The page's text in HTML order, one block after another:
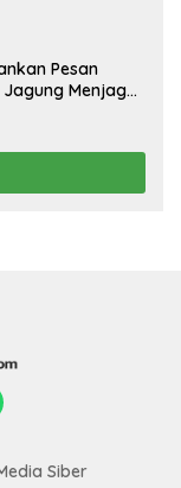
Pesan
Menjaga
Siber